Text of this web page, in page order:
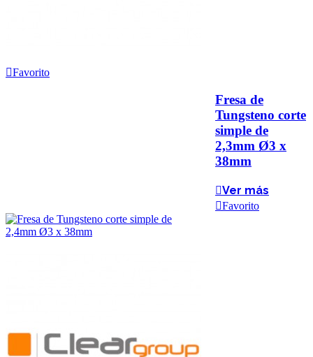
Favorito
Fresa de
Tungsteno corte
simple de
2,3mm Ø3 x
38mm
Ver más
Favorito